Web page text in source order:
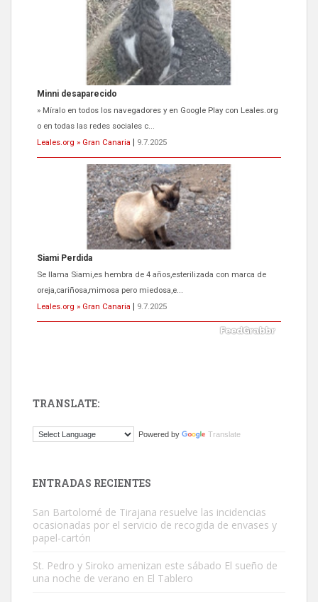
Siami Perdida
Se llama Siami,es hembra de 4 años,esterilizada con marca de
oreja,cariñosa,mimosa pero miedosa,e...
Leales.org » Gran Canaria
9.7.2025
ADOPCIÓN URGENTE GATA TEROR GRAN CANARIA
El ayuntamiento se va a llevar a Los Gatos callejeros de la zona los
próximos días, ella incluida...
Leales.org » Gran Canaria
9.7.2025
Este gato macho ha aparecido en la calle hace menos de un mes,
TRANSLATE:
Powered by Translate
ENTRADAS RECIENTES
San Bartolomé de Tirajana resuelve las incidencias
ocasionadas por el servicio de recogida de envases y
papel-cartón
St. Pedro y Siroko amenizan este sábado El sueño de
una noche de verano en El Tablero